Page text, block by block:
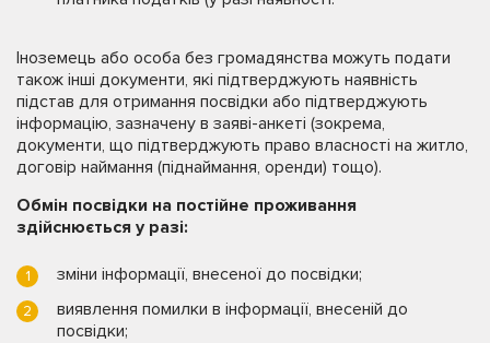
Іноземець або особа без громадянства можуть подати
також інші документи, які підтверджують наявність
підстав для отримання посвідки або підтверджують
інформацію, зазначену в заяві-анкеті (зокрема,
документи, що підтверджують право власності на житло,
договір наймання (піднаймання, оренди) тощо).
Обмін посвідки на постійне проживання
здійснюється у разі:
зміни інформації, внесеної до посвідки;
виявлення помилки в інформації, внесеній до
посвідки;